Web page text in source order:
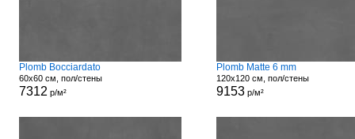
Plomb Bocciardato
60x60 см, пол/стены
7312 р/м²
Plomb Matte 6 mm
120x120 см, пол/стены
9153р/м²